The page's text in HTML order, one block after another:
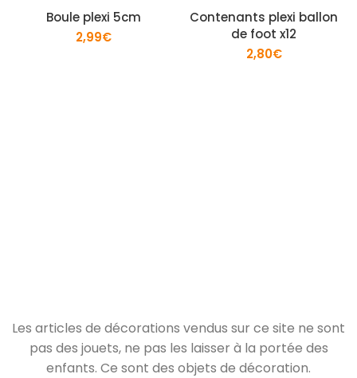
Boule plexi 5cm
2,99€
Contenants plexi ballon
de foot x12
2,80€
Les articles de décorations vendus sur ce site ne sont
pas des jouets, ne pas les laisser à la portée des
enfants. Ce sont des objets de décoration.